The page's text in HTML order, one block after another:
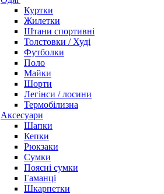
Куртки
Жилетки
Штани спортивні
Толстовки / Худі
Футболки
Поло
Майки
Шорти
Легінси / лосини
Термобілизна
Аксесуари
Шапки
Кепки
Рюкзаки
Сумки
Поясні сумки
Гаманці
Шкарпетки